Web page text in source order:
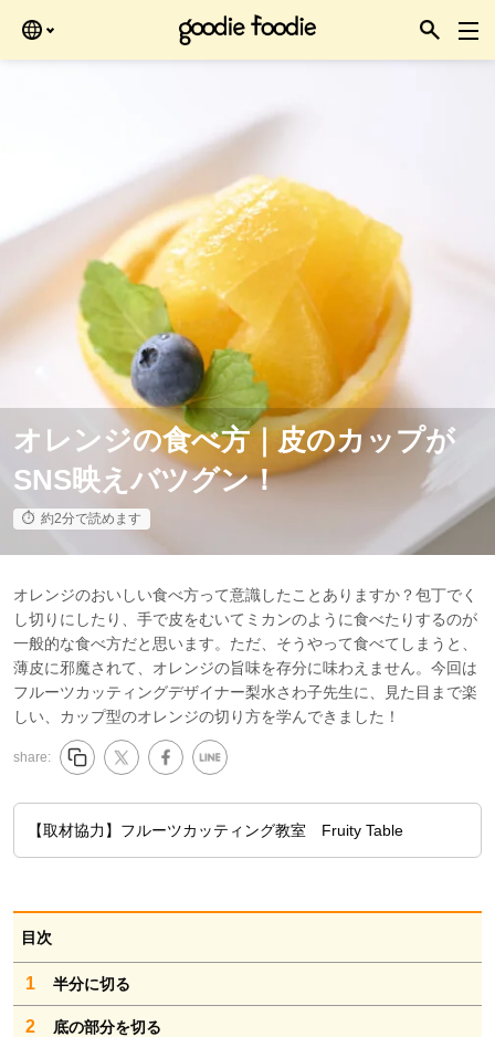
ある時にどうぞ。
オレンジの食べ方｜皮のカップが
SNS映えバツグン！
約2分で読めます
オレンジのおいしい食べ方って意識したことありますか？包丁でく
し切りにしたり、手で皮をむいてミカンのように食べたりするのが
一般的な食べ方だと思います。ただ、そうやって食べてしまうと、
薄皮に邪魔されて、オレンジの旨味を存分に味わえません。今回は
フルーツカッティングデザイナー梨水さわ子先生に、見た目まで楽
しい、カップ型のオレンジの切り方を学んできました！
share:
【取材協力】フルーツカッティング教室 Fruity Table
目次
1 半分に切る
2 底の部分を切る